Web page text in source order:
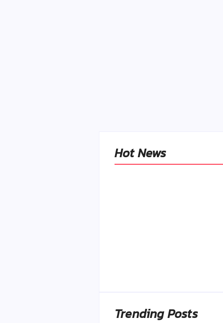
Hot News
Trending Posts